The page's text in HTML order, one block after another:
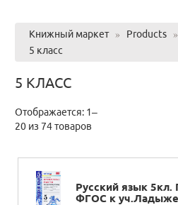
Книжный маркет » Products »
5 класс
5 КЛАСС
Отображается: 1–
20 из 74 товаров
Русский язык
ФГОС к